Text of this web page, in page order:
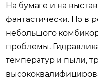
На бумаге и на
фантастически. Но в
небольшого
проблемы.
температур и пыли,